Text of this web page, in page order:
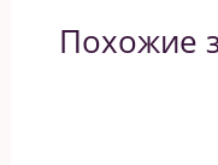
Похожие